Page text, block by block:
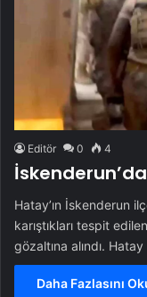
Editör 0 4
Hatay’ın İskenderun
karıştıkları tespit
gözaltına alındı.
Daha Fazlasını